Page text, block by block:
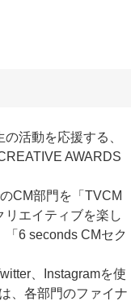
活動を応援する、
AWARDS
CM部門を「TVCM
エイティブを楽し
6 seconds CMセク
、Instagramを使
、各部門のファイナ